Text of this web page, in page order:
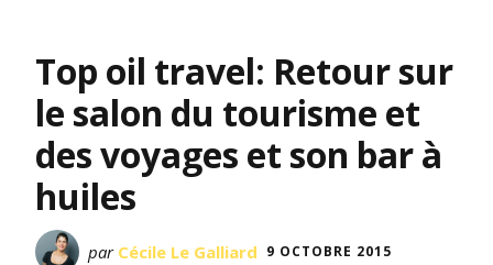
Top oil travel: Retour sur
le salon du tourisme et
des voyages et son bar à
huiles
par Cécile Le Galliard 9 OCTOBRE 2015